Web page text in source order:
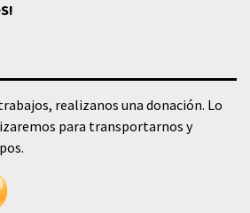
realizanos una donación. Lo
para transportarnos y